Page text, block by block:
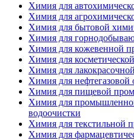
Химия для
Химия для
Химия для бытовой
Химия для
Химия для кожевенной
Химия для
Химия для
Химия для нефтегазовой
Химия для пищевой
Химия для
водоочистки
Химия для текстильной
Химия для